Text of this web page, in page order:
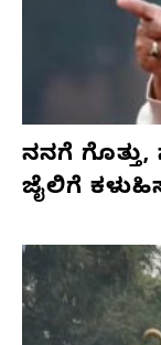
ನನಗೆ ಗೊತ್ತು,
ಜೈಲಿಗೆ